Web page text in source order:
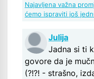
Najavljena važna
ćemo ispraviti još
Julija
Jadna si ti
govore da je
(?!?! - strašno,